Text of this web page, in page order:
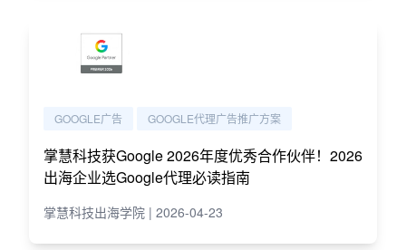
GOOGLE广告 GOOGLE代理广告推广方案
掌慧科技获Google 2026年度优秀合作伙伴！2026
出海企业选Google代理必读指南
掌慧科技出海学院 | 2026-04-23